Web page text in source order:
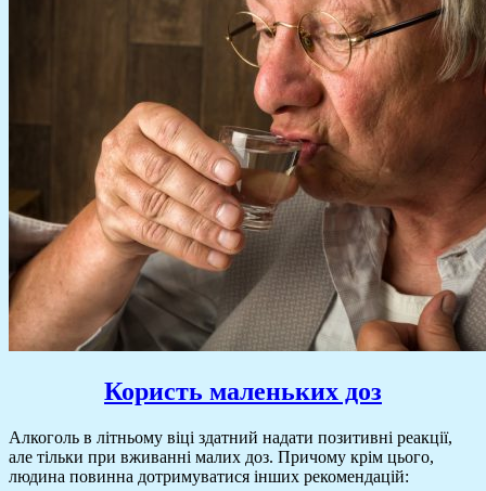
Користь маленьких доз
Алкоголь в літньому віці здатний надати позитивні реакції,
але тільки при вживанні малих доз. Причому крім цього,
людина повинна дотримуватися інших рекомендацій: